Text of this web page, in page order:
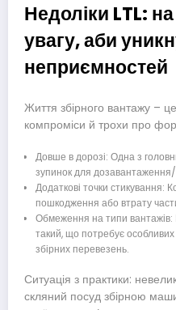
Недоліки LTL:
увагу, аби
неприємностей
Життя збірного вантажу – це
компроміси й трохи про
Довше в дорозі: Одна з
зупинок для
Додаткові точки
пошкодження або втрату
Обмеження на типи вантажів:
такий, що потребує
збірних перевезень.
Ситуація з практики:
скляний посуд збірною